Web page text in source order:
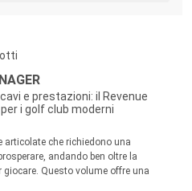
e prestazioni: il Revenue
i golf club moderni
articolate che richiedono una
andando ben oltre la
Questo volume offre una